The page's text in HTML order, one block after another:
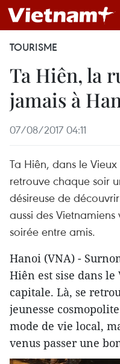
TOURISME
Ta Hiên, la
jamais à
07/08/2017 04:11
Ta Hiên, dans le
retrouve chaque soir
désireuse de
aussi des
soirée entre amis.
Hanoi (VNA) -
Hiên est sise dans
capitale. Là, se
jeunesse
mode de vie local,
venus passer une